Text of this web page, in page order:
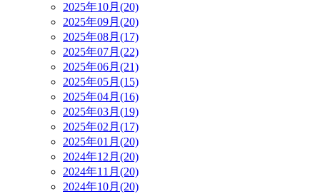
2025年10月(20)
2025年09月(20)
2025年08月(17)
2025年07月(22)
2025年06月(21)
2025年05月(15)
2025年04月(16)
2025年03月(19)
2025年02月(17)
2025年01月(20)
2024年12月(20)
2024年11月(20)
2024年10月(20)